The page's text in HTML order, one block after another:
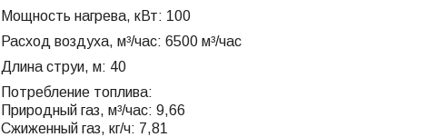
Мощность нагрева, кВт: 100
Расход воздуха, м³/час: 6500 м³/час
Длина струи, м: 40
Потребление топлива:
Природный газ, м³/час: 9,66
Сжиженный газ, кг/ч: 7,81